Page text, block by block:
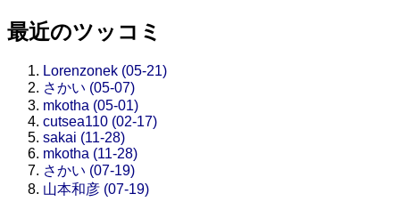
最近のツッコミ
Lorenzonek (05-21)
さかい (05-07)
mkotha (05-01)
cutsea110 (02-17)
sakai (11-28)
mkotha (11-28)
さかい (07-19)
山本和彦 (07-19)